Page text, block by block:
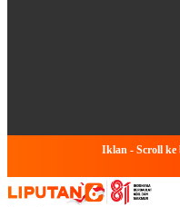
Iklan - Scroll